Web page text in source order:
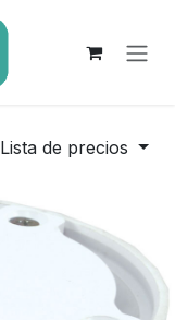
Lista de precios